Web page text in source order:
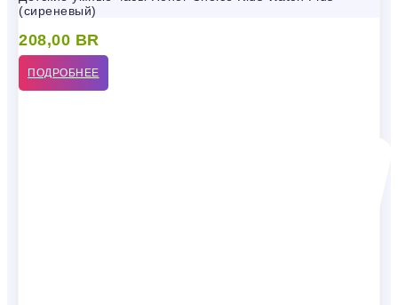
(сиреневый)
208,00 BR
ПОДРОБНЕЕ